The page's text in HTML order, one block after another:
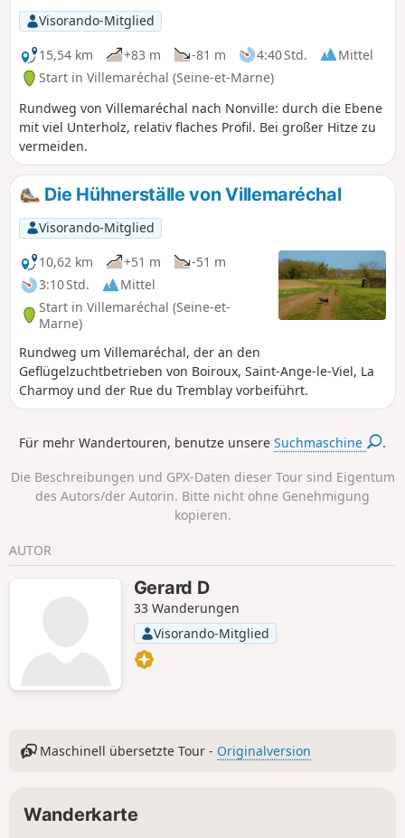
Visorando-Mitglied
15,54 km
+83 m -81 m 4:40 Std.
Mittel
Start in Villemaréchal (Seine-et-Marne)
Rundweg von Villemaréchal nach Nonville: durch die Ebene
mit viel Unterholz, relativ flaches Profil. Bei großer Hitze zu
vermeiden.
Die Hühnerställe von Villemaréchal
Visorando-Mitglied
10,62 km
+51 m
-51 m
3:10 Std.
Mittel
Start in Villemaréchal (Seine-et-
Marne)
Rundweg um Villemaréchal, der an den
Geflügelzuchtbetrieben von Boiroux, Saint-Ange-le-Viel, La
Charmoy und der Rue du Tremblay vorbeiführt.
Für mehr Wandertouren, benutze unsereSuchmaschine .
Die Beschreibungen und GPX-Daten dieser Tour sind Eigentum
des Autors/der Autorin. Bitte nicht ohne Genehmigung
kopieren.
AUTOR
Gerard D
33 Wanderungen
Visorando-Mitglied
Maschinell übersetzte Tour - Originalversion
Wanderkarte